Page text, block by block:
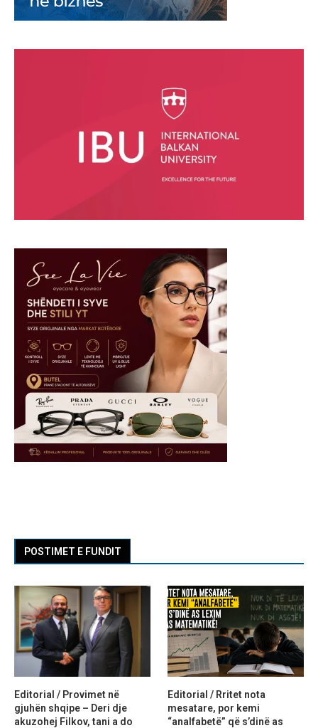
POSTIMET E FUNDIT
Editorial / Provimet në
gjuhën shqipe – Deri dje
akuzohej Filkov, tani a do
Editorial / Rritet nota
mesatare, por kemi
“analfabetë” që s’dinë as